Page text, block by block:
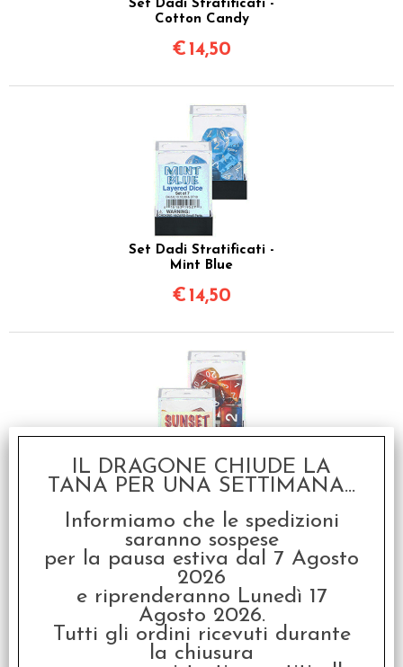
Set Dadi Stratificati -
Cotton Candy
€ 14,50
Set Dadi Stratificati -
Mint Blue
€ 14,50
Set Dadi Stratificati -
Sunset
€ 14,50
IL DRAGONE CHIUDE LA
TANA PER UNA SETTIMANA...
Informiamo che le spedizioni
saranno sospese
per la pausa estiva dal 7 Agosto
2026
e riprenderanno Lunedì 17
Agosto 2026.
Tutti gli ordini ricevuti durante
la chiusura